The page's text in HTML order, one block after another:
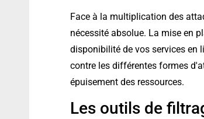
Face à la multiplication des
nécessité absolue. La mise en
disponibilité de vos services en
contre les différentes formes
épuisement des ressources.
Les outils de